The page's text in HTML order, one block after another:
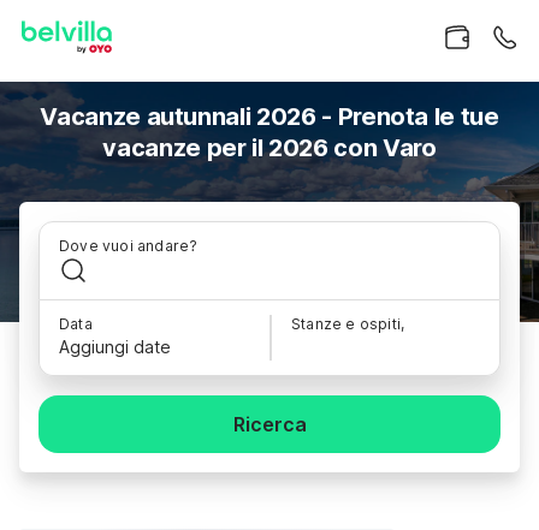
Vacanze autunnali 2026 - Prenota le tue
vacanze per il 2026 con Varo
Dove vuoi andare?
Data
Aggiungi date
Stanze e ospiti,
Ricerca